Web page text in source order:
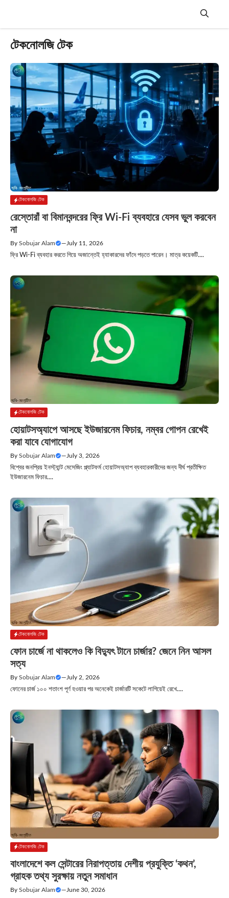
Menu
টেকনোলজি টেক
টেকনোলজি টেক
রেস্তোরাঁ বা বিমানবন্দরের ফ্রি Wi-Fi ব্যবহারে যেসব ভুল করবেন
না
By Sobujar Alam — July 11, 2026
ফ্রি Wi-Fi ব্যবহার করতে গিয়ে অজান্তেই হ্যাকারদের ফাঁদে পড়তে পারেন। মাত্র কয়েকটি....
টেকনোলজি টেক
হোয়াটসঅ্যাপে আসছে ইউজারনেম ফিচার, নম্বর গোপন রেখেই
করা যাবে যোগাযোগ
By Sobujar Alam — July 3, 2026
বিশ্বের জনপ্রিয় ইনস্ট্যান্ট মেসেজিং প্ল্যাটফর্ম হোয়াটসঅ্যাপ ব্যবহারকারীদের জন্য দীর্ঘ প্রতীক্ষিত
ইউজারনেম ফিচার....
টেকনোলজি টেক
ফোন চার্জে না থাকলেও কি বিদ্যুৎ টানে চার্জার? জেনে নিন আসল
সত্য
By Sobujar Alam — July 2, 2026
ফোনের চার্জ ১০০ শতাংশ পূর্ণ হওয়ার পর অনেকেই চার্জারটি সকেটে লাগিয়েই রেখে....
টেকনোলজি টেক
বাংলাদেশে কল সেন্টারের নিরাপত্তায় দেশীয় প্রযুক্তি ‘কথন’,
গ্রাহক তথ্য সুরক্ষায় নতুন সমাধান
By Sobujar Alam — June 30, 2026